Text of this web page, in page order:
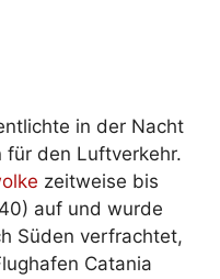
in der Nacht
für den Luftverkehr.
zeitweise bis
auf und wurde
Süden verfrachtet,
Catania